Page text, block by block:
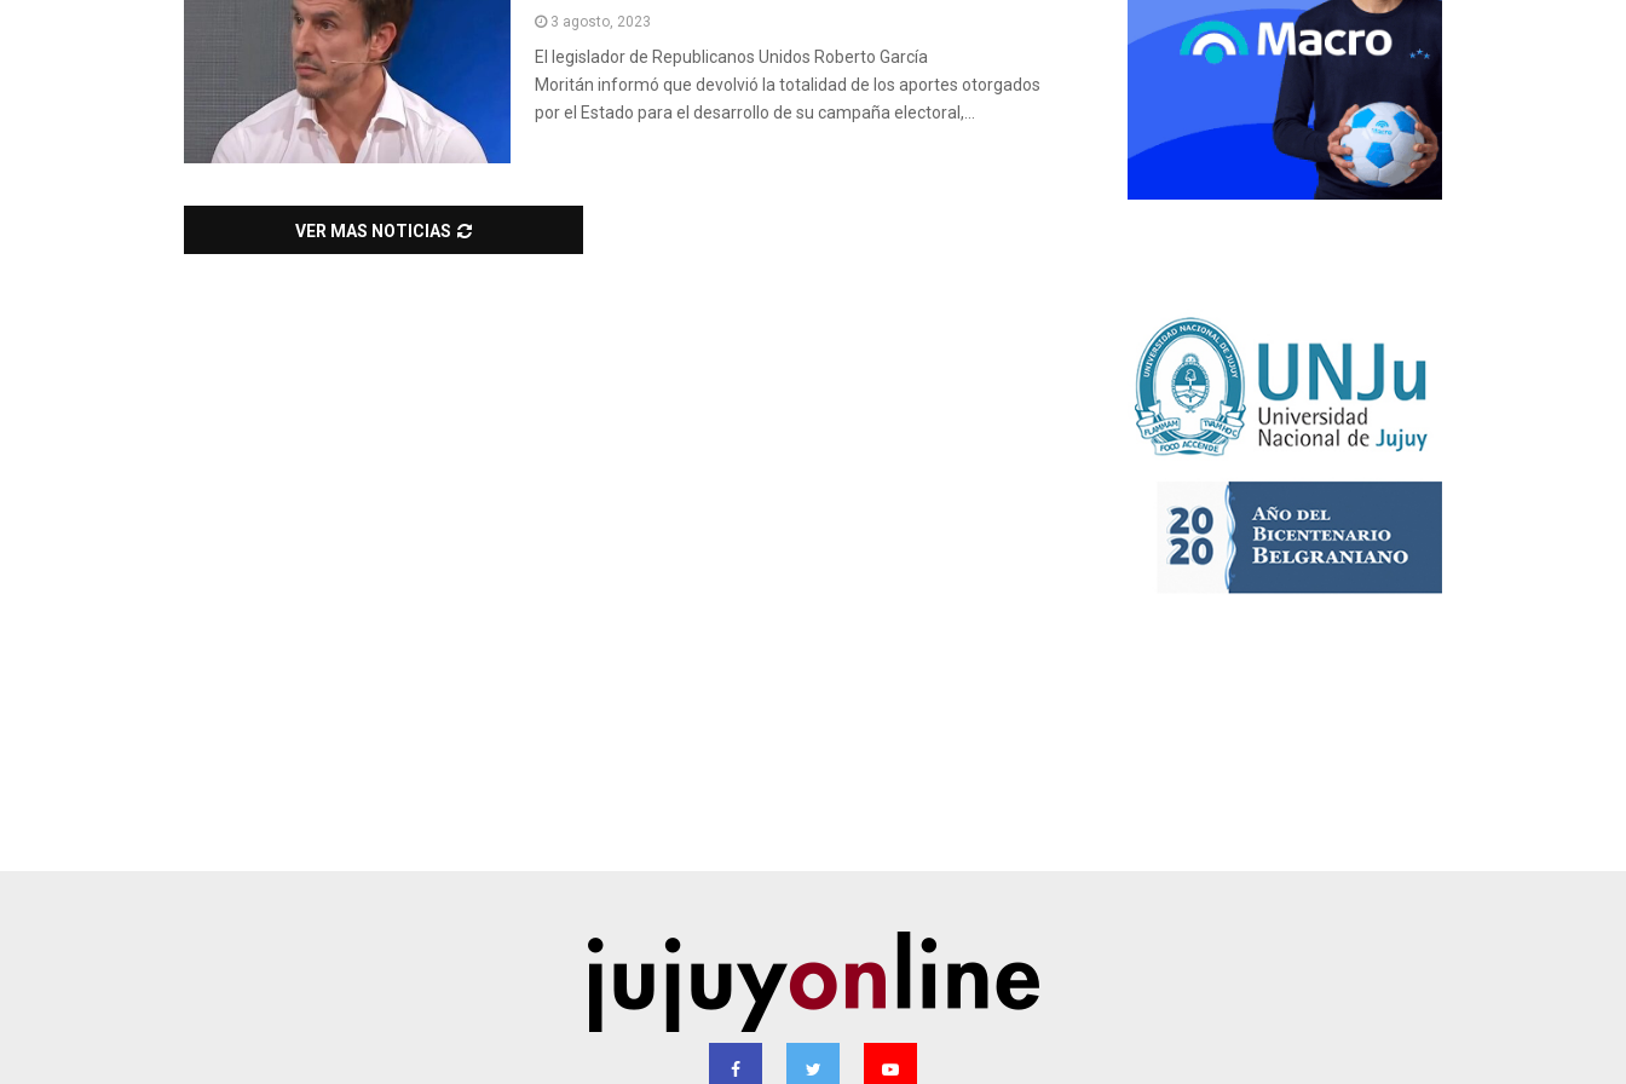
3 agosto, 2023
El legislador de Republicanos Unidos Roberto García
Moritán informó que devolvió la totalidad de los aportes otorgados
por el Estado para el desarrollo de su campaña electoral,...
VER MAS NOTICIAS